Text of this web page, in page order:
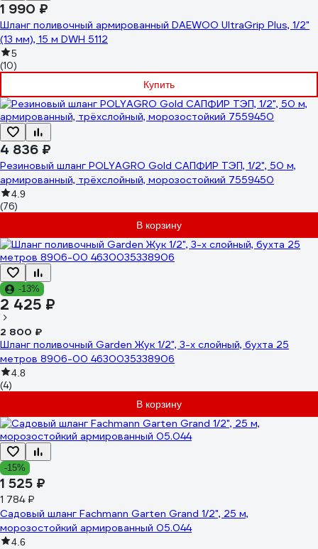
1 990 ₽
Шланг поливочный армированный DAEWOO UltraGrip Plus, 1/2"
(13 мм), 15 м DWH 5112
5
(10)
Купить
4 836 ₽
Резиновый шланг POLYAGRO Gold САПФИР ТЭП, 1/2", 50 м,
армированный, трёхслойный, морозостойкий 7559450
4.9
(76)
В корзину
-13%
2 425 ₽
2 800 ₽
Шланг поливочный Garden Жук 1/2", 3-х слойный, бухта 25
метров 8906-00 4630035338906
4.8
(4)
В корзину
-15%
1 525 ₽
1 784 ₽
Садовый шланг Fachmann Garten Grand 1/2", 25 м,
морозостойкий армированный 05.044
4.6